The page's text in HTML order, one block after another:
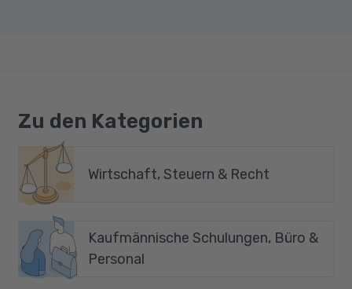
Zu den Kategorien
Wirtschaft, Steuern & Recht
Kaufmännische Schulungen, Büro &
Personal